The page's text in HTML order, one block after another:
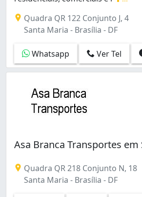
Setor de Habitações Individuais
Setor de Áreas Isoladas Sul
Sul (Águas Claras) (1)
Taguatinga (11)
Taguatinga Norte (Taguatinga)
Zona Industrial (1)
Zona Industrial (Guará) (3)
Quadra QR 122 Conjunto J, 4
Santa Maria - Brasília - DF
Whatsapp Ver Tel
Asa Branca Transportes em
Quadra QR 218 Conjunto N, 18
Santa Maria - Brasília - DF